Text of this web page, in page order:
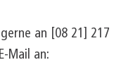
an [08 21] 217
Mail an: